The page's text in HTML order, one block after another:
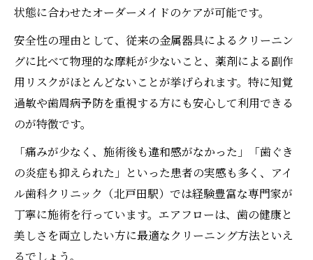
状態に合わせたオーダーメイドのケアが可能です。
安全性の理由として、従来の金属器具によるクリーニン
グに比べて物理的な摩耗が少ないこと、薬剤による副作
用リスクがほとんどないことが挙げられます。特に知覚
過敏や歯周病予防を重視する方にも安心して利用できる
のが特徴です。
「痛みが少なく、施術後も違和感がなかった」「歯ぐき
の炎症も抑えられた」といった患者の実感も多く、アイ
ル歯科クリニック（北戸田駅）では経験豊富な専門家が
丁寧に施術を行っています。エアフローは、歯の健康と
美しさを両立したい方に最適なクリーニング方法といえ
るでしょう。